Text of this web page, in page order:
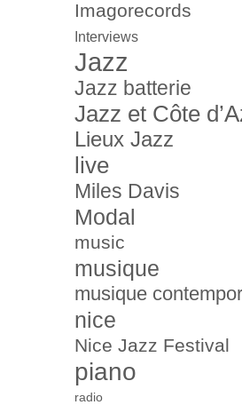
Imagorecords
Interviews
Jazz
Jazz batterie
Jazz et Côte
Lieux Jazz
live
Miles Davis
Modal
music
musique
musique
nice
Nice Jazz Festival
piano
radio